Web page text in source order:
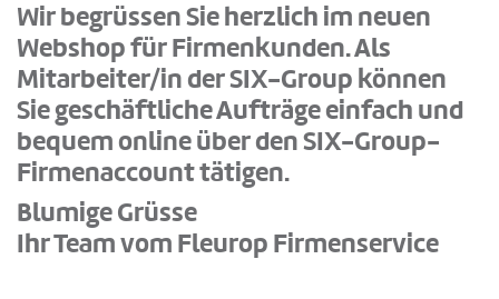
Wir begrüssen Sie herzlich im neuen
Webshop für Firmenkunden. Als
Mitarbeiter/in der SIX-Group können
Sie geschäftliche Aufträge einfach und
bequem online über den SIX-Group-
Firmenaccount tätigen.
Blumige Grüsse
Ihr Team vom Fleurop Firmenservice